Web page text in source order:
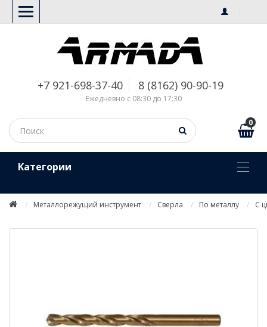
+7 921-698-37-40 8 (8162) 90-90-19
Ежедневно с 08:30 до 17:30
0
Kатегории
Металлорежущий инструмент Сверла По металлу С